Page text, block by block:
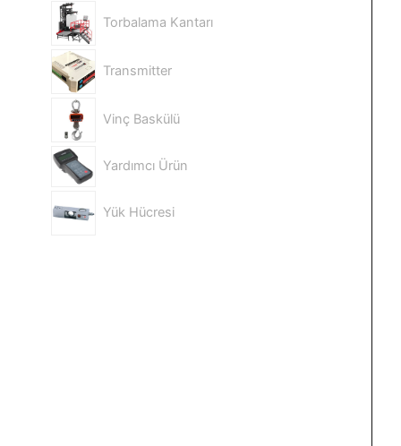
Torbalama Kantarı
Transmitter
Vinç Baskülü
Yardımcı Ürün
Yük Hücresi